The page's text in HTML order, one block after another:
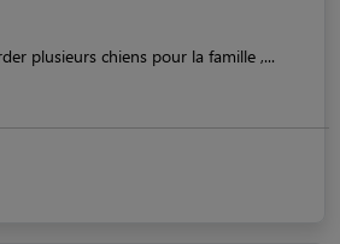
plusieurs chiens pour la famille ,...